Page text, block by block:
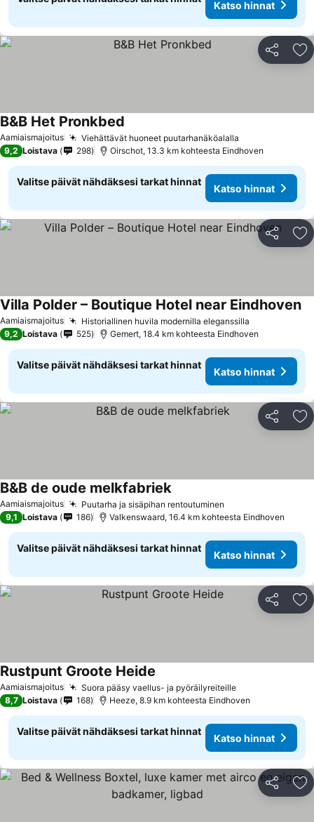
Katso hinnat
Jaa
Aamiaismajoitus Viehättävät huoneet puutarhanäköalalla
B&B Het Pronkbed
9,2 Loistava 298 Oirschot, 13.3 km kohteesta Eindhoven
Valitse päivät nähdäksesi tarkat hinnat
Katso hinnat
Jaa
Aamiaismajoitus Historiallinen huvila modernilla eleganssilla
Villa Polder – Boutique Hotel near Eindhoven
9,2 Loistava 525 Gemert, 18.4 km kohteesta Eindhoven
Valitse päivät nähdäksesi tarkat hinnat
Katso hinnat
Jaa
Aamiaismajoitus Puutarha ja sisäpihan rentoutuminen
B&B de oude melkfabriek
9,1 Loistava 186 Valkenswaard, 16.4 km kohteesta Eindhoven
Valitse päivät nähdäksesi tarkat hinnat
Katso hinnat
Jaa
Aamiaismajoitus Suora pääsy vaellus- ja pyöräilyreiteille
Rustpunt Groote Heide
8,7 Loistava 168 Heeze, 8.9 km kohteesta Eindhoven
Valitse päivät nähdäksesi tarkat hinnat
Katso hinnat
Jaa